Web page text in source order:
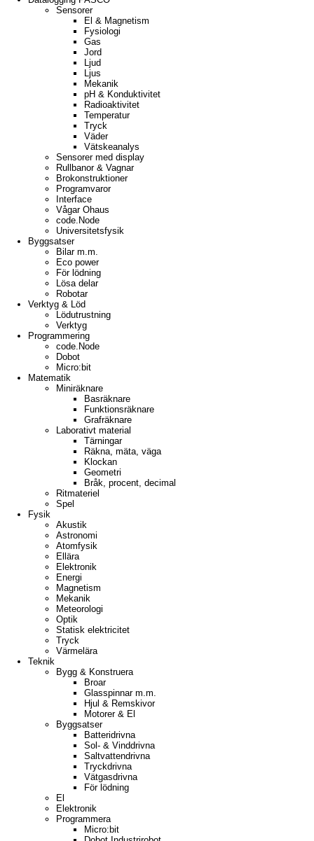
Sensorer
El & Magnetism
Fysiologi
Gas
Jord
Ljud
Ljus
Mekanik
pH & Konduktivitet
Radioaktivitet
Temperatur
Tryck
Väder
Vätskeanalys
Sensorer med display
Rullbanor & Vagnar
Brokonstruktioner
Programvaror
Interface
Vågar Ohaus
code.Node
Universitetsfysik
Byggsatser
Bilar m.m.
Eco power
För lödning
Lösa delar
Robotar
Verktyg & Löd
Lödutrustning
Verktyg
Programmering
code.Node
Dobot
Micro:bit
Matematik
Miniräknare
Basräknare
Funktionsräknare
Grafräknare
Laborativt material
Tärningar
Räkna, mäta, väga
Klockan
Geometri
Bråk, procent, decimal
Ritmateriel
Spel
Fysik
Akustik
Astronomi
Atomfysik
Ellära
Elektronik
Energi
Magnetism
Mekanik
Meteorologi
Optik
Statisk elektricitet
Tryck
Värmelära
Teknik
Bygg & Konstruera
Broar
Glasspinnar m.m.
Hjul & Remskivor
Motorer & El
Byggsatser
Batteridrivna
Sol- & Vinddrivna
Saltvattendrivna
Tryckdrivna
Vätgasdrivna
För lödning
El
Elektronik
Programmera
Micro:bit